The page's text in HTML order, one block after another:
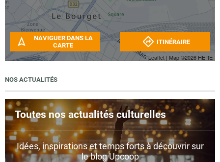
Leaflet | Map ©2026 HERE
NAVIGUER DANS LA
CARTE
ITINÉRAIRE
NOS ACTUALITÉS
Toutes nos actualités culturelles
Idées, inspirations et temps forts à découvrir sur
le blog Upcoop